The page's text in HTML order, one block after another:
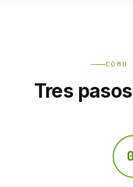
CÓMO
Tres